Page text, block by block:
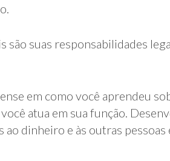
são suas responsabilidades
em como você aprendeu
atua em sua função.
dinheiro e às outras pessoas